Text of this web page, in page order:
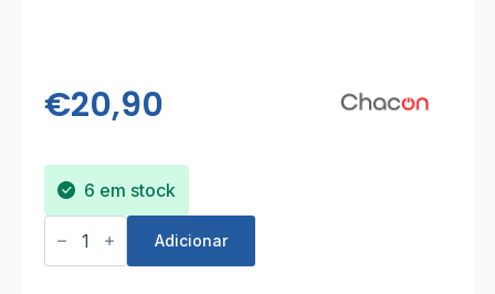
€20,90
6 em stock
Quantidade
de
Câmara
Adicionar